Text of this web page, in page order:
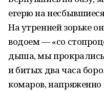
егерю на
На утренней зорьке
водоем — «со
дыша, мы прокрались
и битых два часа
комаров,